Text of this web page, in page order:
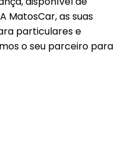
MatosCar, as suas
particulares e
o seu parceiro para